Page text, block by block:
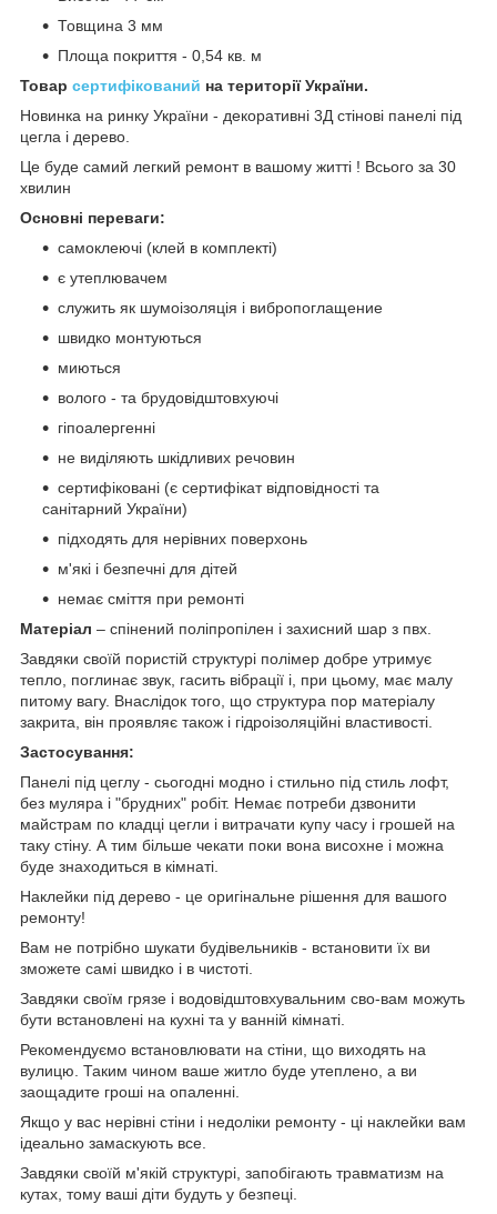
Товщина 3 мм
Площа покриття - 0,54 кв. м
Товар сертифікований на території України.
Новинка на ринку України - декоративні 3Д стінові панелі під
цегла і дерево.
Це буде самий легкий ремонт в вашому житті ! Всього за 30
хвилин
Основні переваги:
самоклеючі (клей в комплекті)
є утеплювачем
служить як шумоізоляція і вибропоглащение
швидко монтуються
миються
волого - та брудовідштовхуючі
гіпоалергенні
не виділяють шкідливих речовин
сертифіковані (є сертифікат відповідності та
санітарний України)
підходять для нерівних поверхонь
м'які і безпечні для дітей
немає сміття при ремонті
Матеріал – спінений поліпропілен і захисний шар з пвх.
Завдяки своїй пористій структурі полімер добре утримує
тепло, поглинає звук, гасить вібрації і, при цьому, має малу
питому вагу. Внаслідок того, що структура пор матеріалу
закрита, він проявляє також і гідроізоляційні властивості.
Застосування:
Панелі під цеглу - сьогодні модно і стильно під стиль лофт,
без муляра і "брудних" робіт. Немає потреби дзвонити
майстрам по кладці цегли і витрачати купу часу і грошей на
таку стіну. А тим більше чекати поки вона висохне і можна
буде знаходиться в кімнаті.
Наклейки під дерево - це оригінальне рішення для вашого
ремонту!
Вам не потрібно шукати будівельників - встановити їх ви
зможете самі швидко і в чистоті.
Завдяки своїм грязе і водовідштовхувальним сво-вам можуть
бути встановлені на кухні та у ванній кімнаті.
Рекомендуємо встановлювати на стіни, що виходять на
вулицю. Таким чином ваше житло буде утеплено, а ви
заощадите гроші на опаленні.
Якщо у вас нерівні стіни і недоліки ремонту - ці наклейки вам
ідеально замаскують все.
Завдяки своїй м'якій структурі, запобігають травматизм на
кутах, тому ваші діти будуть у безпеці.